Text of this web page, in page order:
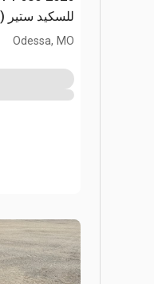
للسكيد ستير (Unused)
Odessa, MO